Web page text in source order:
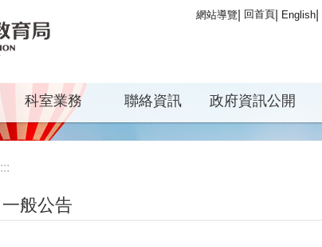
網站導覽 回首頁 English
科室業務 聯絡資訊 政府資訊公開
:::
一般公告